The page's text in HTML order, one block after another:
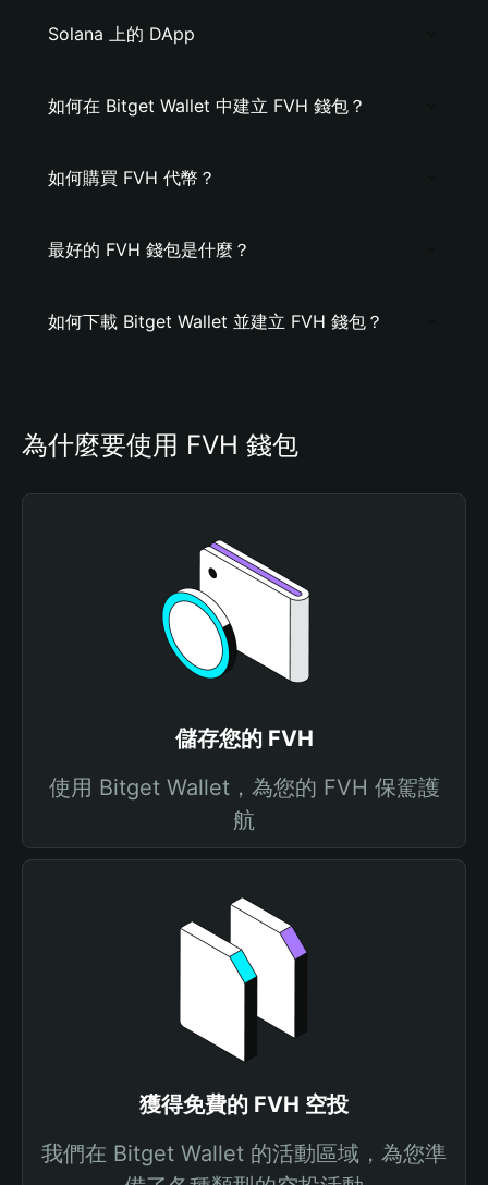
Solana 上的 DApp
如何在 Bitget Wallet 中建立 FVH 錢包？
如何購買 FVH 代幣？
最好的 FVH 錢包是什麼？
如何下載 Bitget Wallet 並建立 FVH 錢包？
為什麼要使用 FVH 錢包
儲存您的 FVH
使用 Bitget Wallet，為您的 FVH 保駕護
航
獲得免費的 FVH 空投
我們在 Bitget Wallet 的活動區域，為您準